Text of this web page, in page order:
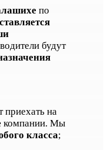
по
будут
на
компании. Мы
класса;